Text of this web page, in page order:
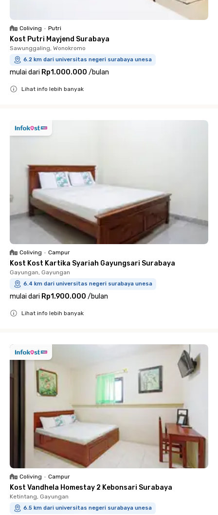
Coliving • Putri
Kost Putri Mayjend Surabaya
Sawunggaling, Wonokromo
6.2 km dari universitas negeri surabaya unesa
mulai dari Rp1.000.000 /bulan
Lihat info lebih banyak
Coliving • Campur
Kost Kost Kartika Syariah Gayungsari Surabaya
Gayungan, Gayungan
6.4 km dari universitas negeri surabaya unesa
mulai dari Rp1.900.000 /bulan
Lihat info lebih banyak
Coliving • Campur
Kost Vandhela Homestay 2 Kebonsari Surabaya
Ketintang, Gayungan
6.5 km dari universitas negeri surabaya unesa